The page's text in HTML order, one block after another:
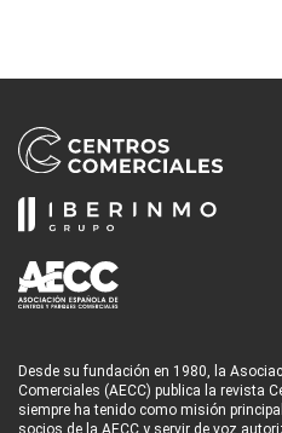
Desde su fundación en 1980, la
Comerciales (AECC) publica la revista
siempre ha tenido como misión